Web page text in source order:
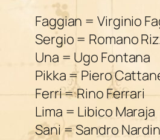
Faggian = Virginio
Sergio = Romano
Una = Ugo Fontana
Pikka = Piero
Ferri = Rino Ferrari
Lima = Libico Maraja
Sani = Sandro